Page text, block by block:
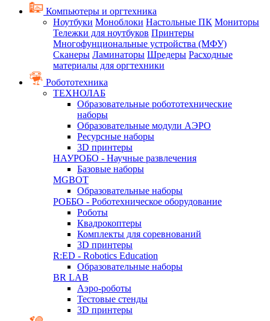
Компьютеры и оргтехника
Ноутбуки Моноблоки Настольные ПК Мониторы
Тележки для ноутбуков Принтеры
Многофунциональные устройства (МФУ)
Сканеры Ламинаторы Шредеры Расходные
материалы для оргтехники
Робототехника
ТЕХНОЛАБ
Образовательные робототехнические
наборы
Образовательные модули АЭРО
Ресурсные наборы
3D принтеры
НАУРОБО - Научные развлечения
Базовые наборы
MGBOT
Образовательные наборы
РОББО - Роботехническое оборудование
Роботы
Квадрокоптеры
Комплекты для соревнований
3D принтеры
R:ED - Robotics Education
Образовательные наборы
BR LAB
Аэро-роботы
Тестовые стенды
3D принтеры